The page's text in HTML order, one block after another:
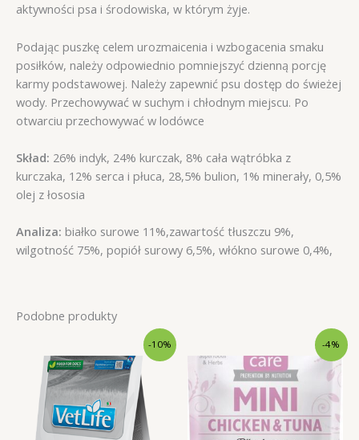
aktywności psa i środowiska, w którym żyje.
Podając puszkę celem urozmaicenia i wzbogacenia smaku
posiłków, należy odpowiednio pomniejszyć dzienną porcję
karmy podstawowej. Należy zapewnić psu dostęp do świeżej
wody. Przechowywać w suchym i chłodnym miejscu. Po
otwarciu przechowywać w lodówce
Skład: 26% indyk, 24% kurczak, 8% cała wątróbka z
kurczaka, 12% serca i płuca, 28,5% bulion, 1% minerały, 0,5%
olej z łososia
Analiza: białko surowe 11%,zawartość tłuszczu 9%,
wilgotność 75%, popiół surowy 6,5%, włókno surowe 0,4%,
Podobne produkty
-10% -4%